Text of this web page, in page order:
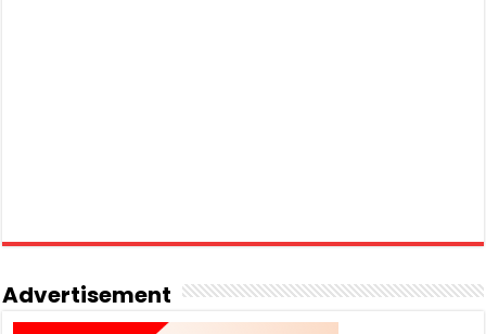
Advertisement